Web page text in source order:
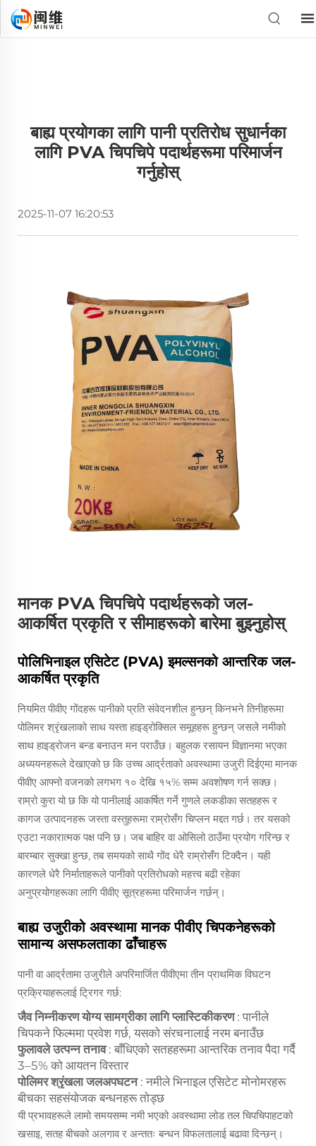
बाह्य प्रयोगका लागि पानी प्रतिरोध सुधार्नका
लागि PVA चिपचिपे पदार्थहरूमा परिमार्जन
गर्नुहोस्
2025-11-07 16:20:53
मानक PVA चिपचिपे पदार्थहरूको जल-
आकर्षित प्रकृति र सीमाहरूको बारेमा बुझ्नुहोस्
पोलिभिनाइल एसिटेट (PVA) इमल्सनको आन्तरिक जल-
आकर्षित प्रकृति
नियमित पीवीए गोंदहरू पानीको प्रति संवेदनशील हुन्छन् किनभने तिनीहरूमा
पोलिमर श्रृंखलाको साथ यस्ता हाइड्रोक्सिल समूहहरू हुन्छन् जसले नमीको
साथ हाइड्रोजन बन्ड बनाउन मन पराउँछ। बहुलक रसायन विज्ञानमा भएका
अध्ययनहरूले देखाएको छ कि उच्च आर्द्रताको अवस्थामा उजुरी दिईएमा मानक
पीवीए आफ्नो वजनको लगभग १० देखि १५% सम्म अवशोषण गर्न सक्छ।
राम्रो कुरा यो छ कि यो पानीलाई आकर्षित गर्ने गुणले लकडीका सतहहरू र
कागज उत्पादनहरू जस्ता वस्तुहरूमा राम्रोसँग चिप्लन मद्दत गर्छ। तर यसको
एउटा नकारात्मक पक्ष पनि छ। जब बाहिर वा ओसिलो ठाउँमा प्रयोग गरिन्छ र
बारम्बार सुक्खा हुन्छ, तब समयको साथै गोंद धेरै राम्रोसँग टिक्दैन। यही
कारणले धेरै निर्माताहरूले पानीको प्रतिरोधको महत्त्व बढी रहेका
अनुप्रयोगहरूका लागि पीवीए सूत्रहरूमा परिमार्जन गर्छन्।
बाह्य उजुरीको अवस्थामा मानक पीवीए चिपकनेहरूको
सामान्य असफलताका ढाँचाहरू
पानी वा आर्द्रतामा उजुरीले अपरिमार्जित पीवीएमा तीन प्राथमिक विघटन
प्रक्रियाहरूलाई ट्रिगर गर्छ:
जैव निम्नीकरण योग्य सामग्रीका लागि प्लास्टिकीकरण: पानीले
चिपकने फिल्ममा प्रवेश गर्छ, यसको संरचनालाई नरम बनाउँछ
फुलावले उत्पन्न तनाव: बाँधिएको सतहहरूमा आन्तरिक तनाव पैदा गर्दै
3–5% को आयतन विस्तार
पोलिमर श्रृंखला जलअपघटन : नमीले भिनाइल एसिटेट मोनोमरहरू
बीचका सहसंयोजक बन्धनहरू तोड्छ
यी प्रभावहरूले लामो समयसम्म नमी भएको अवस्थामा लोड तल चिपचिपाहटको
खसाइ, सतह बीचको अलगाव र अन्ततः बन्धन विफलतालाई बढावा दिन्छन्।